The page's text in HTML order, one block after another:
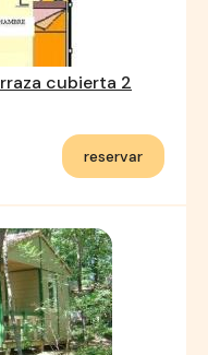
cubierta 2
reservar